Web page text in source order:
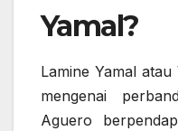
Yamal?
Lamine Yamal
mengenai
Aguero